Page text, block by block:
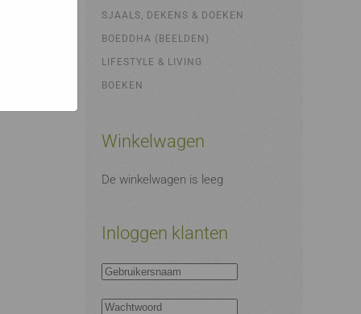
SJAALS, DEKENS & DOEKEN
BOEDDHA (BEELDEN)
LIFESTYLE & LIVING
BOEKEN
Winkelwagen
De winkelwagen is leeg
Inloggen klanten
van